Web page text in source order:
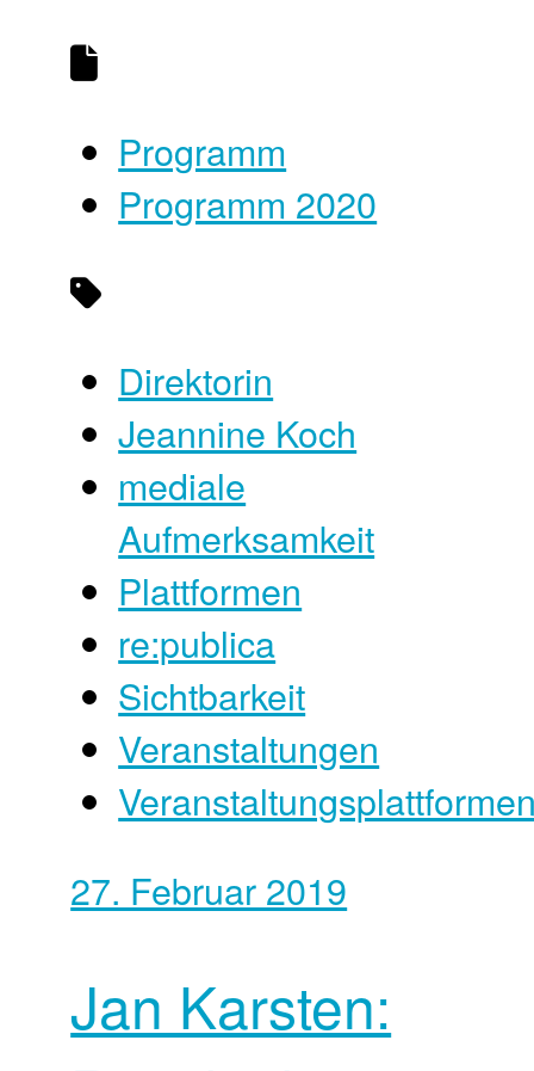
Programm
Programm 2020
Direktorin
Jeannine Koch
mediale
Aufmerksamkeit
Plattformen
re:publica
Sichtbarkeit
Veranstaltungen
27. Februar 2019
Jan Karsten: